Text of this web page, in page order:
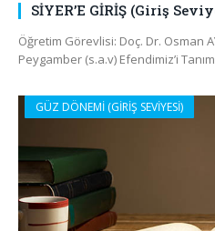
SİYER’E GİRİŞ (Giriş
Öğretim Görevlisi: Doç. Dr. Osman
Peygamber (s.a.v) Efendimiz’i
GÜZ DÖNEMİ (GİRİŞ SEVİYESİ)